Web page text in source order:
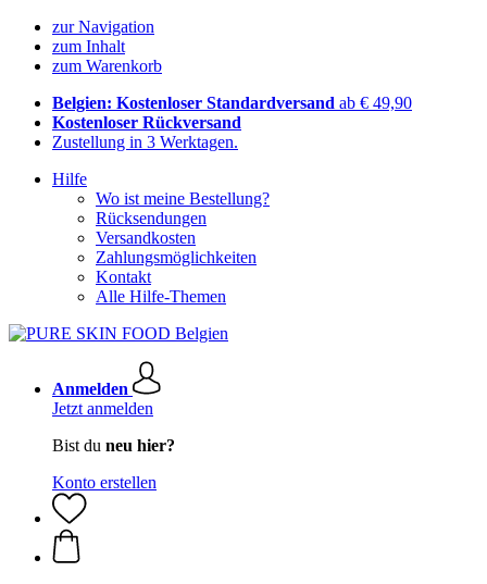
zur Navigation
zum Inhalt
zum Warenkorb
Belgien: Kostenloser Standardversand ab € 49,90
Kostenloser Rückversand
Zustellung in 3 Werktagen.
Hilfe
Wo ist meine Bestellung?
Rücksendungen
Versandkosten
Zahlungsmöglichkeiten
Kontakt
Alle Hilfe-Themen
Anmelden
Jetzt anmelden
Bist du neu hier?
Konto erstellen